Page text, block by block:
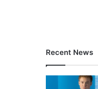
Recent News